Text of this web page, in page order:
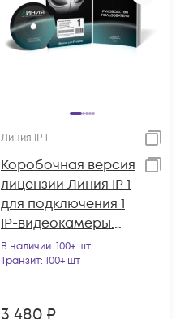
Линия IP 1
Коробочная версия
лицензии Линия IP 1
для подключения 1
IP-видеокамеры.
Количество
каналов: видео - 1,
В наличии: 100+ шт
Транзит: 100+ шт